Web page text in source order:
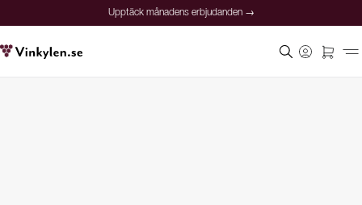
Upptäck månadens erbjudanden →